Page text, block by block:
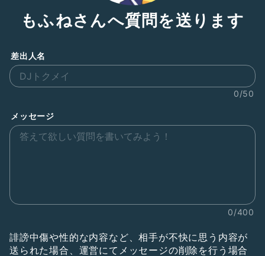
もふねさんへ質問を送ります
差出人名
0/50
メッセージ
0/400
誹謗中傷や性的な内容など、相手が不快に思う内容が
送られた場合、運営にてメッセージの削除を行う場合